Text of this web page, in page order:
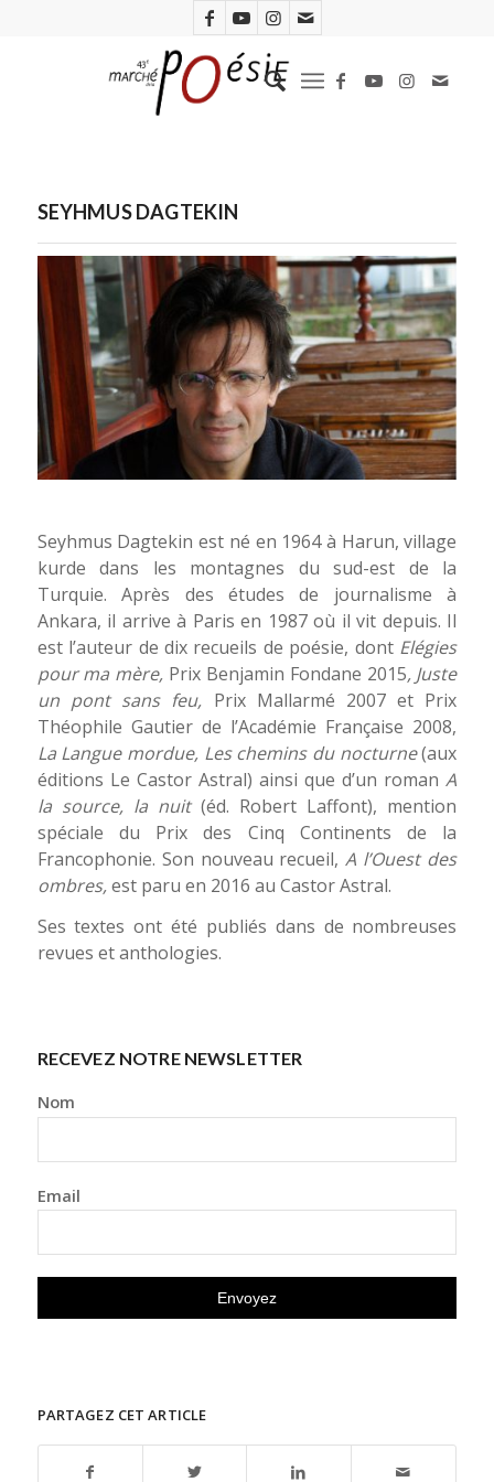
SEYHMUS DAGTEKIN
Seyhmus Dagtekin est né en 1964 à Harun, village
kurde dans les montagnes du sud-est de la
Turquie. Après des études de journalisme à
Ankara, il arrive à Paris en 1987 où il vit depuis. Il
est l’auteur de dix recueils de poésie, dont Elégies
pour ma mère, Prix Benjamin Fondane 2015, Juste
un pont sans feu, Prix Mallarmé 2007 et Prix
Théophile Gautier de l’Académie Française 2008,
La Langue mordue, Les chemins du nocturne(aux
éditions Le Castor Astral) ainsi que d’un romanA
la source, la nuit(éd. Robert Laffont), mention
spéciale du Prix des Cinq Continents de la
Francophonie. Son nouveau recueil,A l’Ouest des
ombres,est paru en 2016 au Castor Astral.
Ses textes ont été publiés dans de nombreuses
revues et anthologies.
RECEVEZ NOTRE NEWSLETTER
Nom
Email
PARTAGEZ CET ARTICLE